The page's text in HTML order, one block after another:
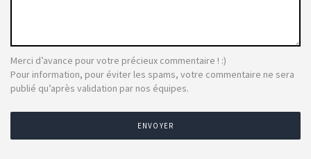
Merci d’avance pour votre précieux commentaire ! :)
Pour information, pour éviter les spams, votre commentaire ne sera
publié qu’après validation par nos équipes.
ENVOYER